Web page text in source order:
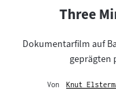
Three
Dokumentarfilm auf
geprägten
Von
Knut